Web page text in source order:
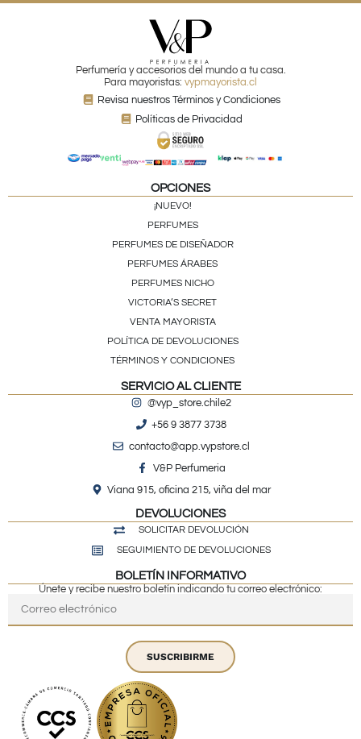
Perfumería y accesorios del mundo a tu casa.
Para mayoristas: vypmayorista.cl
Revisa nuestros Términos y Condiciones
Políticas de Privacidad
OPCIONES
¡NUEVO!
PERFUMES
PERFUMES DE DISEÑADOR
PERFUMES ÁRABES
PERFUMES NICHO
VICTORIA’S SECRET
VENTA MAYORISTA
POLÍTICA DE DEVOLUCIONES
TÉRMINOS Y CONDICIONES
SERVICIO AL CLIENTE
@vyp_store.chile2
+56 9 3877 3738
contacto@app.vypstore.cl
V&P Perfumeria
Viana 915, oficina 215, viña del mar
DEVOLUCIONES
SOLICITAR DEVOLUCIÓN
SEGUIMIENTO DE DEVOLUCIONES
BOLETÍN INFORMATIVO
Únete y recibe nuestro boletín indicando tu correo electrónico:
SUSCRIBIRME